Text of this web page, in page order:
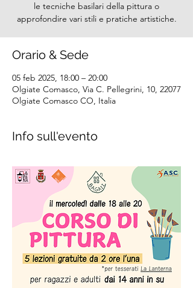
le tecniche basilari della pittura o
approfondire vari stili e pratiche artistiche.
Orario & Sede
05 feb 2025, 18:00 – 20:00
Olgiate Comasco, Via C. Pellegrini, 10, 22077
Olgiate Comasco CO, Italia
Info sull'evento